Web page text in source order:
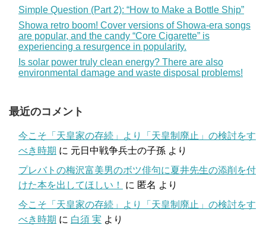
Simple Question (Part 2): “How to Make a Bottle Ship”
Showa retro boom! Cover versions of Showa-era songs
are popular, and the candy “Core Cigarette” is
experiencing a resurgence in popularity.
Is solar power truly clean energy? There are also
environmental damage and waste disposal problems!
最近のコメント
今こそ「天皇家の存続」より「天皇制廃止」の検討をす
べき時期 に 元日中戦争兵士の子孫 より
プレバトの梅沢富美男のボツ俳句に夏井先生の添削を付
けた本を出してほしい！
に 匿名 より
今こそ「天皇家の存続」より「天皇制廃止」の検討をす
べき時期 に 白須 実 より